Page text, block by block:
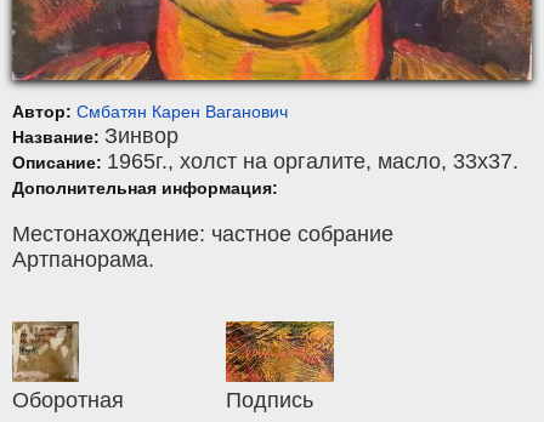
Автор: Смбатян Карен Ваганович
Название: Зинвор
Описание: 1965г., холст на оргалите, масло, 33x37.
Дополнительная информация:
Местонахождение: частное собрание
Артпанорама.
Оборотная Подпись